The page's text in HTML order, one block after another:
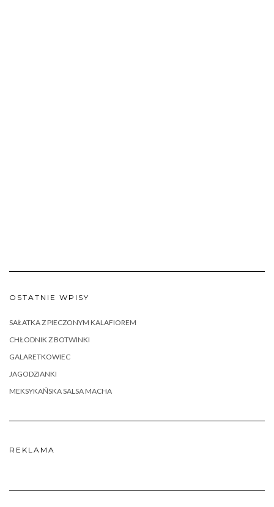
OSTATNIE WPISY
SAŁATKA Z PIECZONYM KALAFIOREM
CHŁODNIK Z BOTWINKI
GALARETKOWIEC
JAGODZIANKI
MEKSYKAŃSKA SALSA MACHA
REKLAMA